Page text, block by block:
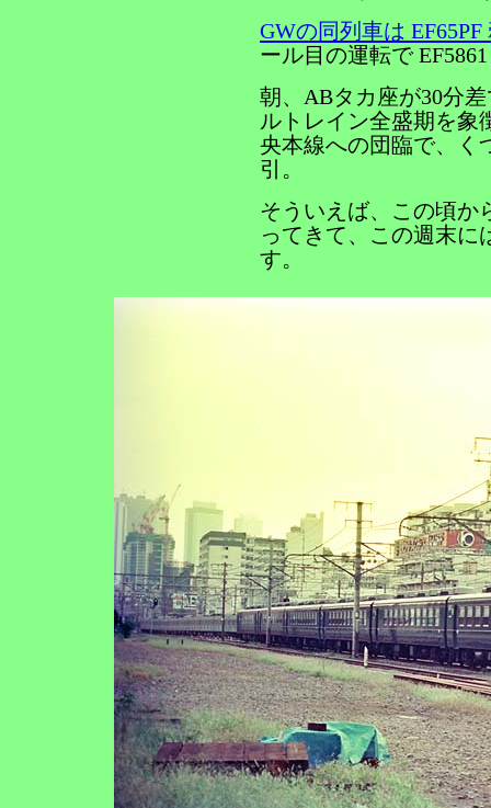
GWの同列車は
ール目の運転で
朝、ABタカ座が30分
ルトレイン全盛期を象
央本線への団臨で、く
引。
そういえば、この頃か
ってきて、この週末に
す。